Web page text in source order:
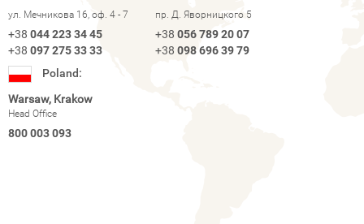
ул. Мечникова 16, оф. 4 - 7
+38 044 223 34 45
+38 097 275 33 33
пр. Д. Яворницкого 5
+38 056 789 20 07
+38 098 696 39 79
Poland:
Warsaw, Krakow
Head Office
800 003 093